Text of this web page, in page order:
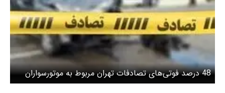
48 درصد فوتی‌های تصادفات تهران مربوط به موتورسواران
است